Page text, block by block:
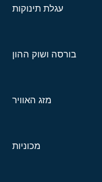
עגלת תינוקות
בורסה ושוק ההון
מזג האוויר
מכוניות